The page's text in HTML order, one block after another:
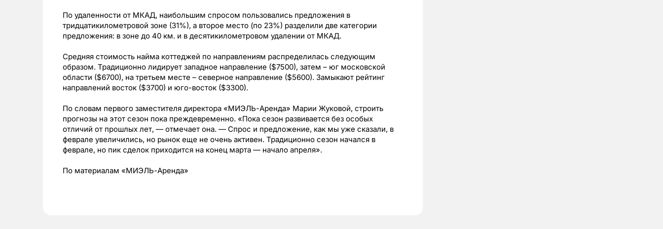
По удаленности от МКАД, наибольшим спросом пользовались предложения в
тридцатикилометровой зоне (31%), а второе место (по 23%) разделили две категории
предложения: в зоне до 40 км. и в десятикилометровом удалении от МКАД.
Средняя стоимость найма коттеджей по направлениям распределилась следующим
образом. Традиционно лидирует западное направление ($7500), затем – юг московской
области ($6700), на третьем месте – северное направление ($5600). Замыкают рейтинг
направлений восток ($3700) и юго-восток ($3300).
По словам первого заместителя директора «МИЭЛЬ-Аренда» Марии Жуковой, строить
прогнозы на этот сезон пока преждевременно. «Пока сезон развивается без особых
отличий от прошлых лет, — отмечает она. — Спрос и предложение, как мы уже сказали, в
феврале увеличились, но рынок еще не очень активен. Традиционно сезон начался в
феврале, но пик сделок приходится на конец марта — начало апреля».
По материалам «МИЭЛЬ-Аренда»